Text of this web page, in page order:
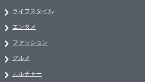
ライフスタイル
エンタメ
ファッション
グルメ
カルチャー